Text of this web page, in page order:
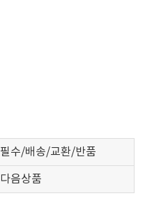
필수/배송/교환/반품
다음상품